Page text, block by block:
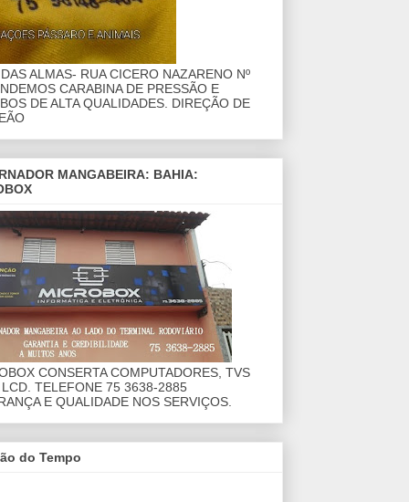
ALMAS- RUA CICERO NAZARENO Nº
CARABINA DE PRESSÃO E
DE ALTA QUALIDADES. DIREÇÃO DE
MANGABEIRA: BAHIA:
CONSERTA COMPUTADORES, TVS
TELEFONE 75 3638-2885
E QUALIDADE NOS SERVIÇOS.
do Tempo